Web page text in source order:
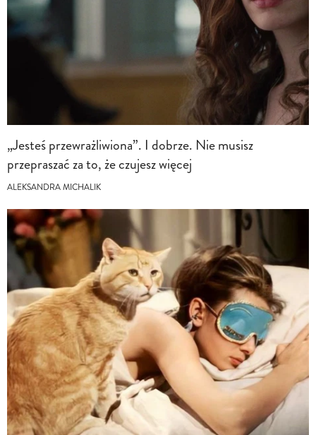
„Jesteś przewrażliwiona”. I dobrze. Nie musisz
przepraszać za to, że czujesz więcej
ALEKSANDRA MICHALIK